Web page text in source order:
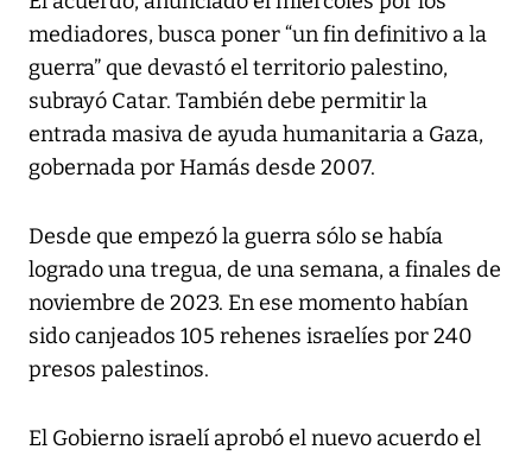
mediadores, busca poner “un fin definitivo a la
guerra” que devastó el territorio palestino,
subrayó Catar. También debe permitir la
entrada masiva de ayuda humanitaria a Gaza,
gobernada por Hamás desde 2007.
Desde que empezó la guerra sólo se había
logrado una tregua, de una semana, a finales de
noviembre de 2023. En ese momento habían
sido canjeados 105 rehenes israelíes por 240
presos palestinos.
El Gobierno israelí aprobó el nuevo acuerdo el